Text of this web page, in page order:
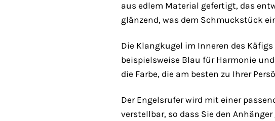
aus edlem Material gefertigt, das
glänzend, was dem Schmuckstück
Die Klangkugel im Inneren des
beispielsweise Blau für Harmonie
die Farbe, die am besten zu Ihrer
Der Engelsrufer wird mit einer
verstellbar, so dass Sie den